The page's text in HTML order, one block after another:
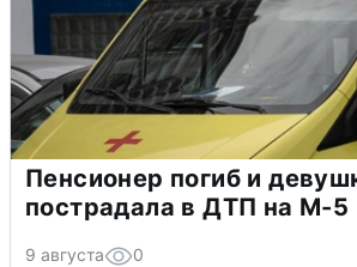
Пенсионер погиб и
пострадала в ДТП на М-5
9 августа 0